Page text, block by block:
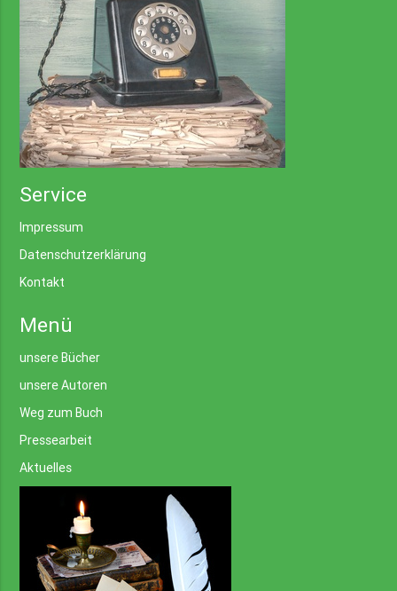
Service
Impressum
Datenschutzerklärung
Kontakt
Menü
unsere Bücher
unsere Autoren
Weg zum Buch
Pressearbeit
Aktuelles